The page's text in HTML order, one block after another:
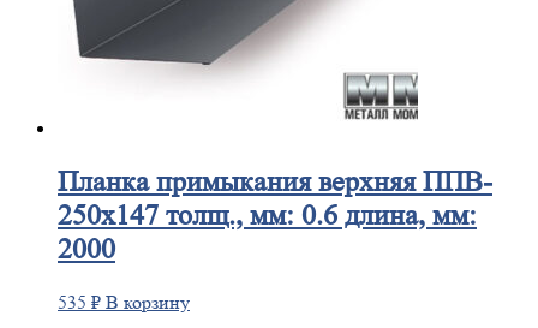
Планкапримыкания верхняя ППВ-
250х147 толщ., мм: 0.6 длина, мм:
2000
535 ₽ В корзину